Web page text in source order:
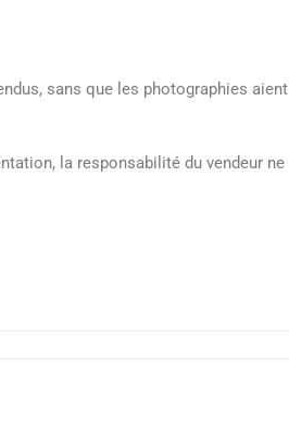
sans que les photographies aient
la responsabilité du vendeur ne